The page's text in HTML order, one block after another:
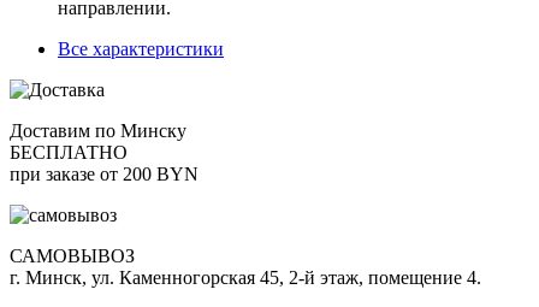
направлении.
Все характеристики
Доставим по Минску
БЕСПЛАТНО
при заказе от 200 BYN
САМОВЫВОЗ
г. Минск, ул. Каменногорская 45, 2-й этаж, помещение 4.